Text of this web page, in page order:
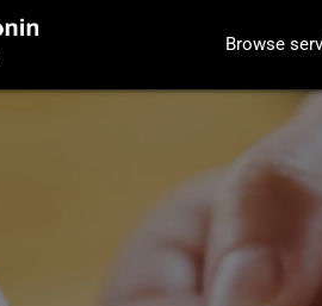
Browse